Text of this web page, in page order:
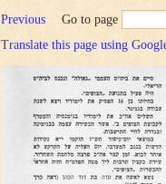
Previous Go to page
Translate this page using